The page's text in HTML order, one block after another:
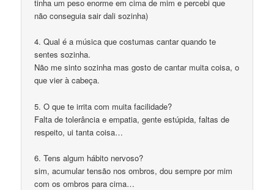
tinha um peso enorme em cima de mim e percebi que
não conseguia sair dali sozinha)
4. Qual é a música que costumas cantar quando te
sentes sozinha.
Não me sinto sozinha mas gosto de cantar muita coisa, o
que vier à cabeça.
5. O que te irrita com muita facilidade?
Falta de tolerância e empatia, gente estúpida, faltas de
respeito, ui tanta coisa…
6. Tens algum hábito nervoso?
sim, acumular tensão nos ombros, dou sempre por mim
com os ombros para cima…